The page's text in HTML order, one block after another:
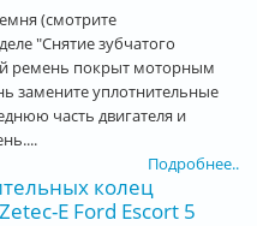
(смотрите
"Снятие зубчатого
ремень покрыт моторным
замените уплотнительные
часть двигателя и
Подробнее..
колец
E Ford Escort 5